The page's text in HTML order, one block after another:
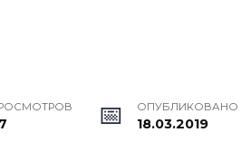
ОПУБЛИКОВАНО
18.03.2019